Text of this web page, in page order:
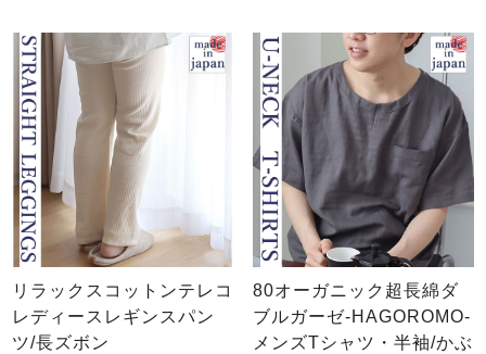
リラックスコットンテレコ
レディースレギンスパン
ツ/長ズボン
80オーガニック超長綿ダ
ブルガーゼ-HAGOROMO-
メンズTシャツ・半袖/かぶ